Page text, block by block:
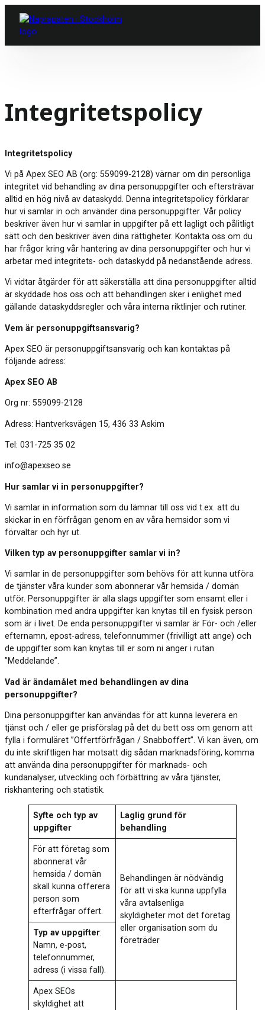
Integritetspolicy
Integritetspolicy
Vi på Apex SEO AB (org: 559099-2128) värnar om din personliga
integritet vid behandling av dina personuppgifter och eftersträvar
alltid en hög nivå av dataskydd. Denna integritetspolicy förklarar
hur vi samlar in och använder dina personuppgifter. Vår policy
beskriver även hur vi samlar in uppgifter på ett lagligt och pålitligt
sätt och den beskriver även dina rättigheter. Kontakta oss om du
har frågor kring vår hantering av dina personuppgifter och hur vi
arbetar med integritets- och dataskydd på nedanstående adress.
Vi vidtar åtgärder för att säkerställa att dina personuppgifter alltid
är skyddade hos oss och att behandlingen sker i enlighet med
gällande dataskyddsregler och våra interna riktlinjer och rutiner.
Vem är personuppgiftsansvarig?
Apex SEO är personuppgiftsansvarig och kan kontaktas på
följande adress:
Apex SEO AB
Org nr: 559099-2128
Adress: Hantverksvägen 15, 436 33 Askim
Tel: 031-725 35 02
info@apexseo.se
Hur samlar vi in personuppgifter?
Vi samlar in information som du lämnar till oss vid t.ex. att du
skickar in en förfrågan genom en av våra hemsidor som vi
förvaltar och hyr ut.
Vilken typ av personuppgifter samlar vi in?
Vi samlar in de personuppgifter som behövs för att kunna utföra
de tjänster våra kunder som abonnerar vår hemsida / domän
utför. Personuppgifter är alla slags uppgifter som ensamt eller i
kombination med andra uppgifter kan knytas till en fysisk person
som är i livet. De enda personuppgifter vi samlar är För- och /eller
efternamn, epost-adress, telefonnummer (frivilligt att ange) och
de uppgifter som kan knytas till er som ni anger i rutan
”Meddelande”.
Vad är ändamålet med behandlingen av dina
personuppgifter?
Dina personuppgifter kan användas för att kunna leverera en
tjänst och / eller ge prisförslag på det du bett oss om genom att
fylla i formuläret ”Offertförfrågan / Snabboffert”. Vi kan även, om
du inte skriftligen har motsatt dig sådan marknadsföring, komma
att använda dina personuppgifter för marknads- och
kundanalyser, utveckling och förbättring av våra tjänster,
riskhantering och statistik.
Syfte och typ av
uppgifter
Laglig grund för
behandling
För att företag som
abonnerat vår
hemsida / domän
skall kunna offerera
person som
efterfrågar offert.
Behandlingen är nödvändig
för att vi ska kunna uppfylla
våra avtalsenliga
skyldigheter mot det företag
eller organisation som du
företräder
Typ av uppgifter:
Namn, e-post,
telefonnummer,
adress (i vissa fall).
Apex SEOs
skyldighet att